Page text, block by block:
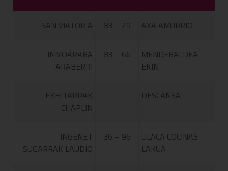
SAN VIATOR A 83 – 29 AXA AMURRIO
INMOARABA
ARABERRI
83 – 66
MENDEBALDEA
EKIN
EKHITARRAK
CHAPLIN
– DESCANSA
INGENET
SUGARRAK LAUDIO
36 – 96
ULACA COCINAS
LAKUA